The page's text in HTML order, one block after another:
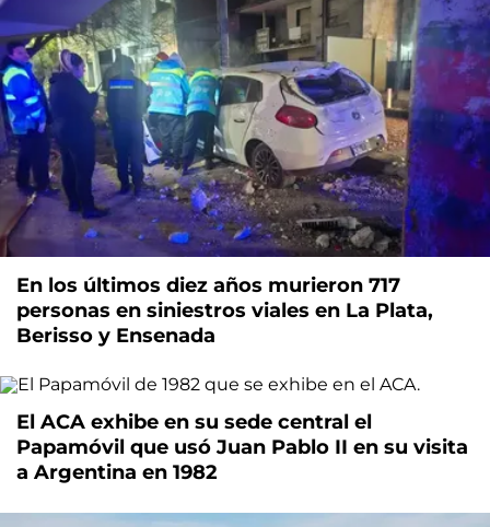
En los últimos diez años murieron 717
personas en siniestros viales en La Plata,
Berisso y Ensenada
El ACA exhibe en su sede central el
Papamóvil que usó Juan Pablo II en su visita
a Argentina en 1982